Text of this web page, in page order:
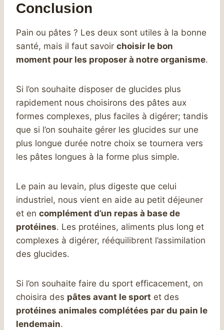
Conclusion
Pain ou pâtes ? Les deux sont utiles à la bonne
santé, mais il faut savoir choisir le bon
moment pour les proposer à notre organisme.
Si l’on souhaite disposer de glucides plus
rapidement nous choisirons des pâtes aux
formes complexes, plus faciles à digérer; tandis
que si l’on souhaite gérer les glucides sur une
plus longue durée notre choix se tournera vers
les pâtes longues à la forme plus simple.
Le pain au levain, plus digeste que celui
industriel, nous vient en aide au petit déjeuner
et en complément d’un repas à base de
protéines. Les protéines, aliments plus long et
complexes à digérer, rééquilibrent l’assimilation
des glucides.
Si l’on souhaite faire du sport efficacement, on
choisira des pâtes avant le sport et des
protéines animales complétées par du pain le
lendemain.